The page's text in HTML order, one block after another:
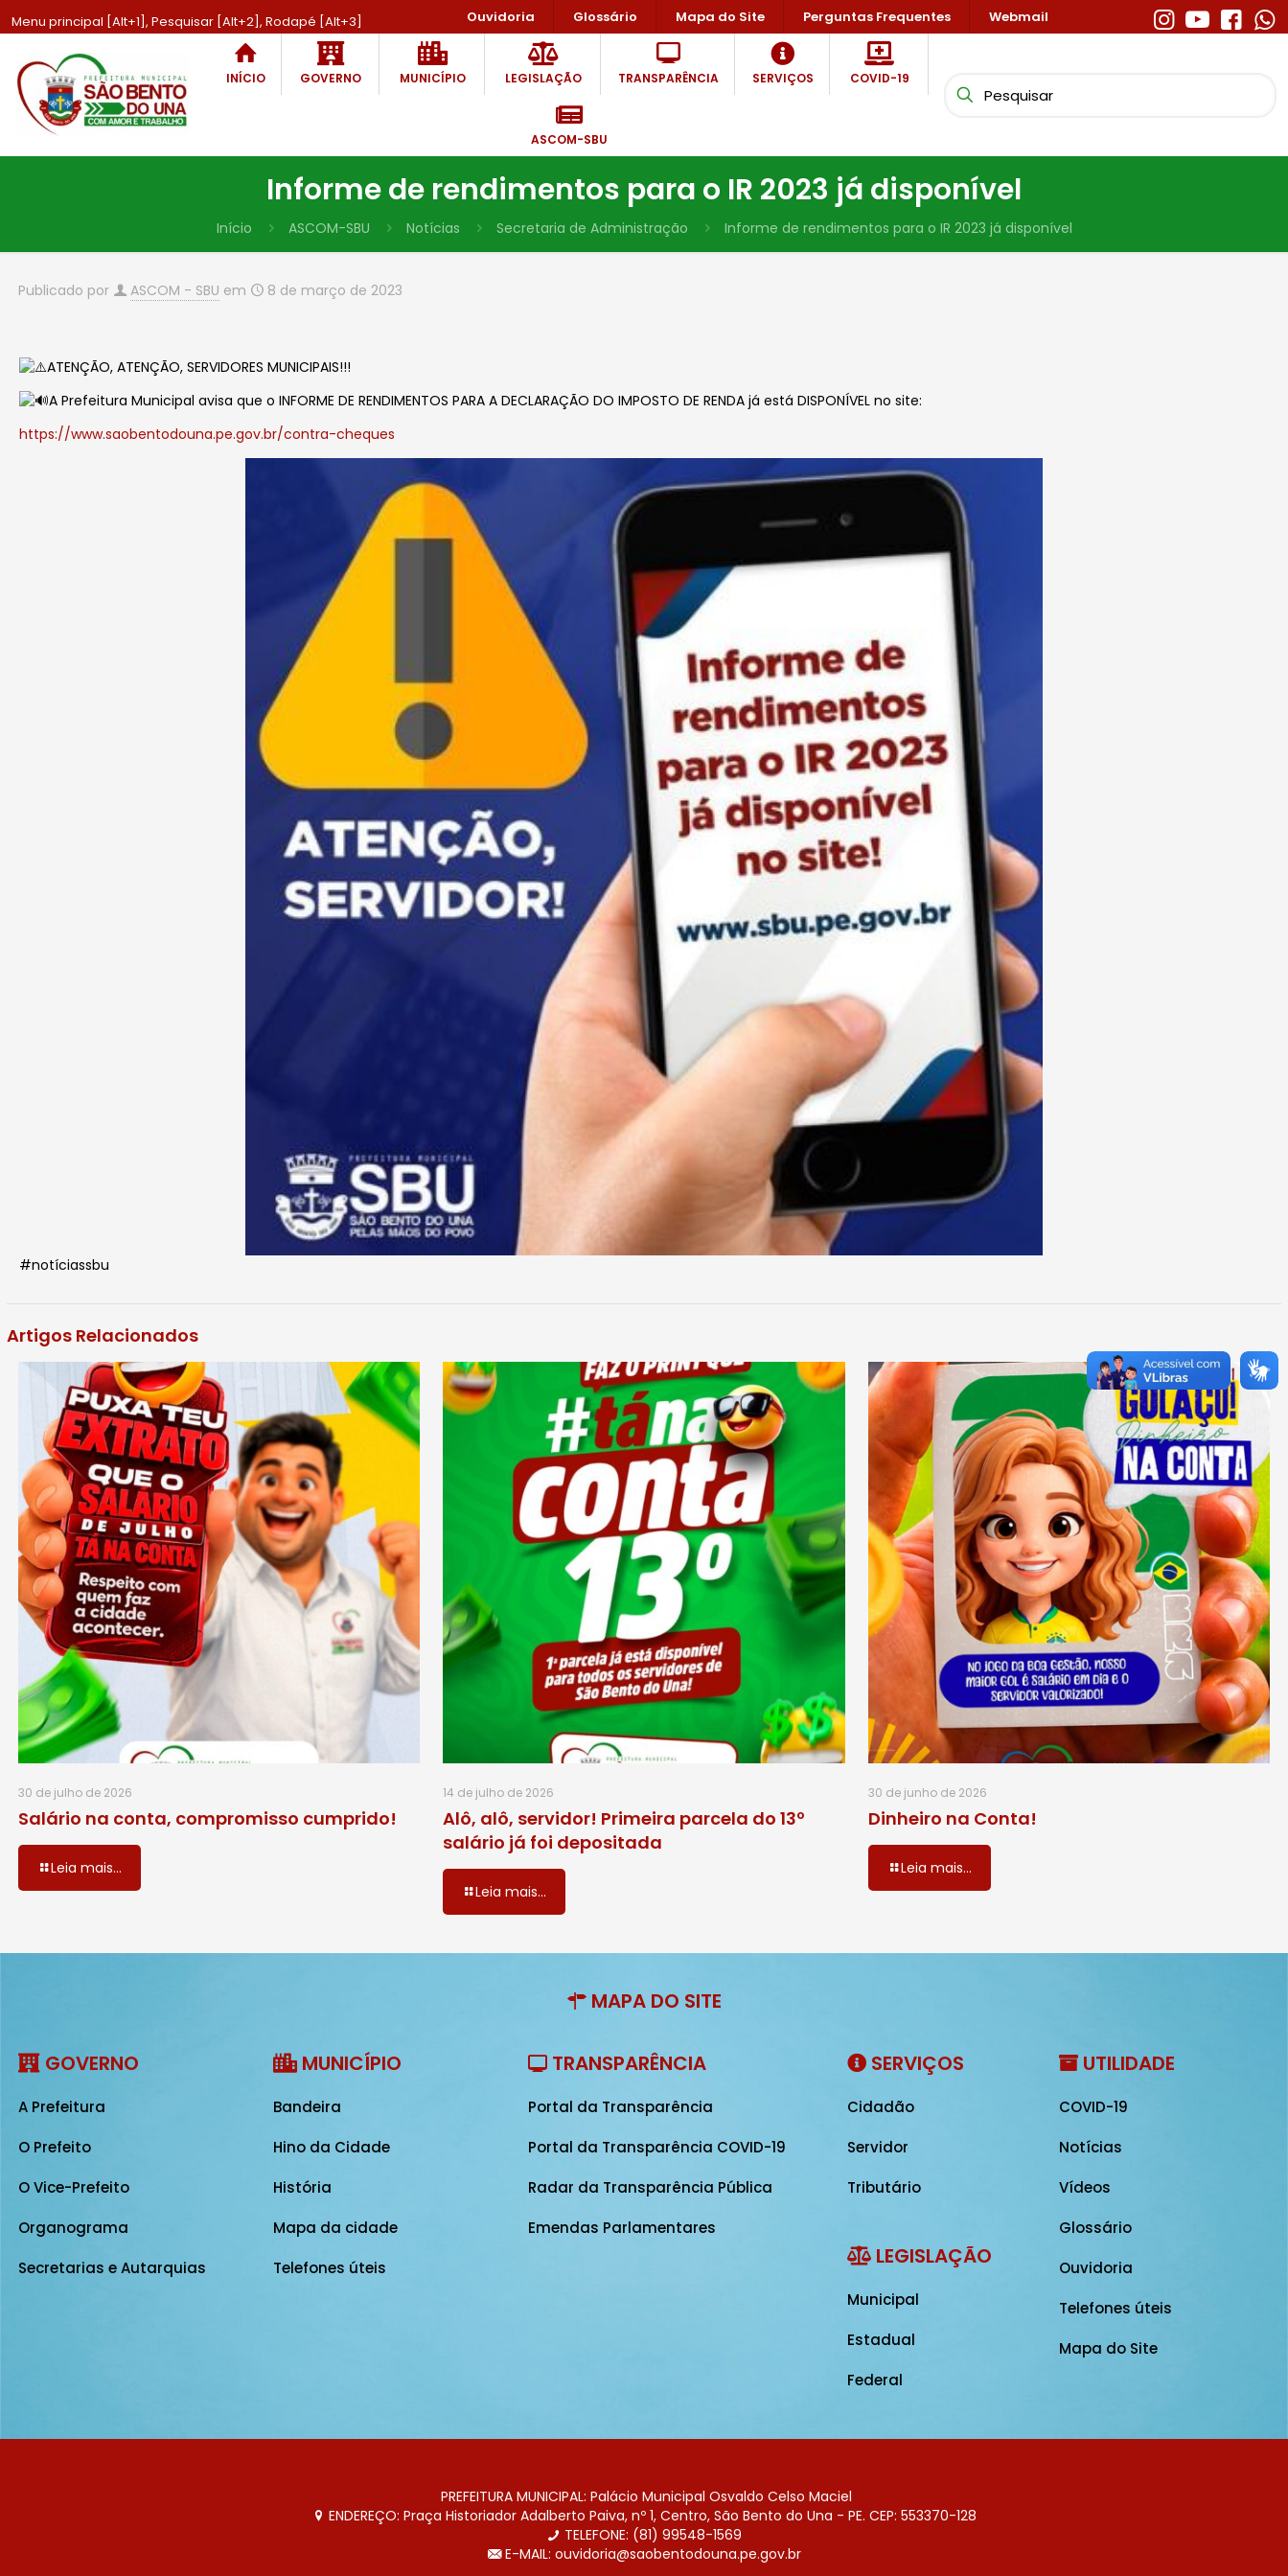
Menu principal [Alt+1], Pesquisar [Alt+2], Rodapé [Alt+3] Ouvidoria Glossário Mapa do Site Perguntas Frequentes Webmail
INÍCIO GOVERNO MUNICÍPIO LEGISLAÇÃO TRANSPARÊNCIA SERVIÇOS COVID-19
ASCOM-SBU
Informe de rendimentos para o IR 2023 já disponível
Início ASCOM-SBU Notícias Secretaria de Administração Informe de rendimentos para o IR 2023 já disponível
Publicado por ASCOM - SBU em 8 de março de 2023
ATENÇÃO, ATENÇÃO, SERVIDORES MUNICIPAIS!!!
A Prefeitura Municipal avisa que o INFORME DE RENDIMENTOS PARA A DECLARAÇÃO DO IMPOSTO DE RENDA já está DISPONÍVEL no site:
https://www.saobentodouna.pe.gov.br/contra-cheques
#notíciassbu
Artigos Relacionados
30 de julho de 2026
Salário na conta, compromisso cumprido!
Leia mais...
14 de julho de 2026
Alô, alô, servidor! Primeira parcela do 13º
salário já foi depositada
Leia mais...
30 de junho de 2026
Dinheiro na Conta!
Leia mais...
MAPA DO SITE
GOVERNO
A Prefeitura
O Prefeito
O Vice-Prefeito
Organograma
Secretarias e Autarquias
MUNICÍPIO
Bandeira
Hino da Cidade
História
Mapa da cidade
Telefones úteis
TRANSPARÊNCIA
Portal da Transparência
Portal da Transparência COVID-19
Radar da Transparência Pública
Emendas Parlamentares
SERVIÇOS
Cidadão
Servidor
Tributário
LEGISLAÇÃO
Municipal
Estadual
Federal
UTILIDADE
COVID-19
Notícias
Vídeos
Glossário
Ouvidoria
Telefones úteis
Mapa do Site
PREFEITURA MUNICIPAL: Palácio Municipal Osvaldo Celso Maciel
ENDEREÇO: Praça Historiador Adalberto Paiva, nº 1, Centro, São Bento do Una - PE. CEP: 553370-128
TELEFONE: (81) 99548-1569
E-MAIL: ouvidoria@saobentodouna.pe.gov.br